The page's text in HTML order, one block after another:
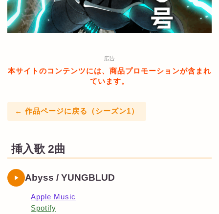
広告
本サイトのコンテンツには、商品プロモーションが含まれ
ています。
← 作品ページに戻る（シーズン1）
挿入歌 2曲
Abyss / YUNGBLUD
Apple Music
Spotify